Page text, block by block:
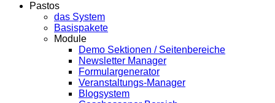
Pastos
das System
Basispakete
Module
Demo Sektionen / Seitenbereiche
Newsletter Manager
Formulargenerator
Veranstaltungs-Manager
Blogsystem